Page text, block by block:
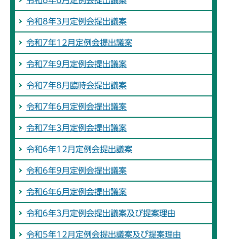
令和8年3月定例会提出議案
令和7年12月定例会提出議案
令和7年9月定例会提出議案
令和7年8月臨時会提出議案
令和7年6月定例会提出議案
令和7年3月定例会提出議案
令和6年12月定例会提出議案
令和6年9月定例会提出議案
令和6年6月定例会提出議案
令和6年3月定例会提出議案及び提案理由
令和5年12月定例会提出議案及び提案理由